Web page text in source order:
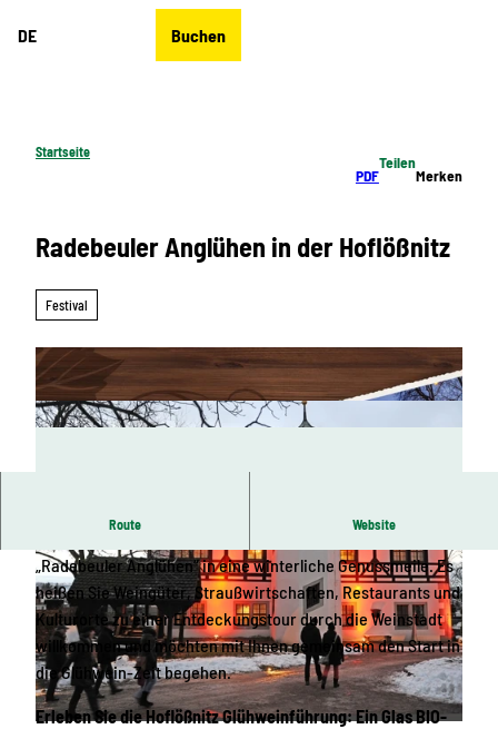
DE Buchen
Startseite
PDF
Teilen
Merken
Radebeuler Anglühen in der Hoflößnitz
Festival
© Stadt Radebeul
Route Website
„Radebeuler Anglühen“ in eine winterliche Genussmeile. Es
heißen Sie Weingüter, Straußwirtschaften, Restaurants und
Kulturorte zu einer Entdeckungstour durch die Weinstadt
willkommen und möchten mit Ihnen gemeinsam den Start in
die Glühwein-Zeit begehen.
Erleben Sie die Hoflößnitz Glühweinführung: Ein Glas BIO-